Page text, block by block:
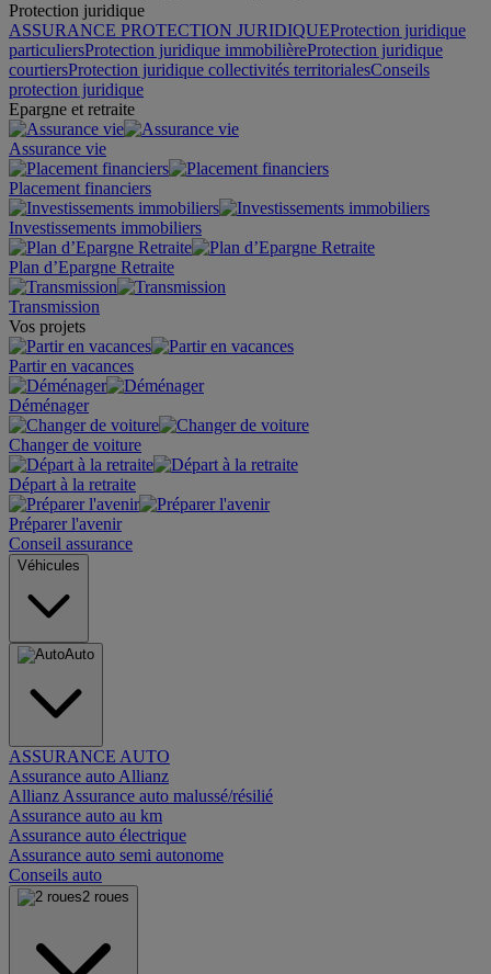
Protection juridique
ASSURANCE PROTECTION JURIDIQUEProtection juridique
particuliersProtection juridique immobilièreProtection juridique
courtiersProtection juridique collectivités territorialesConseils
protection juridique
Epargne et retraite
Assurance vie
Placement financiers
Investissements immobiliers
Plan d’Epargne Retraite
Transmission
Vos projets
Partir en vacances
Déménager
Changer de voiture
Départ à la retraite
Préparer l'avenir
Conseil assurance
Véhicules
Auto
ASSURANCE AUTO
Assurance auto Allianz
Allianz Assurance auto malussé/résilié
Assurance auto au km
Assurance auto électrique
Assurance auto semi autonome
Conseils auto
2 roues